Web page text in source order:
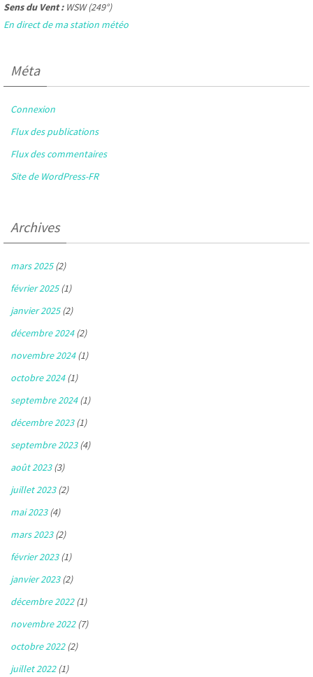
Sens du Vent :WSW (249°)
En direct de ma station météo
Méta
Connexion
Flux des publications
Flux des commentaires
Site de WordPress-FR
Archives
mars 2025(2)
février 2025(1)
janvier 2025(2)
décembre 2024(2)
novembre 2024(1)
octobre 2024(1)
septembre 2024(1)
décembre 2023(1)
septembre 2023(4)
août 2023(3)
juillet 2023(2)
mai 2023(4)
mars 2023(2)
février 2023(1)
janvier 2023(2)
décembre 2022(1)
novembre 2022(7)
octobre 2022(2)
juillet 2022(1)